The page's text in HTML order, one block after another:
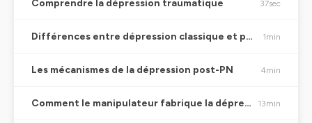
Comprendre la dépression traumatique 37sec
Différences entre dépression classique et post-PN 1min
Les mécanismes de la dépression post-PN 4min
Comment le manipulateur fabrique la dépression 13min